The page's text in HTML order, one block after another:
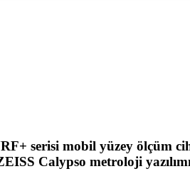
serisi mobil yüzey ölçüm
Calypso metroloji